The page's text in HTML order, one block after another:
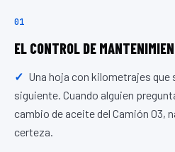
01
EL CONTROL DE
Una hoja con kilometrajes que
siguiente. Cuando alguien
cambio de aceite del Camión 03,
certeza.